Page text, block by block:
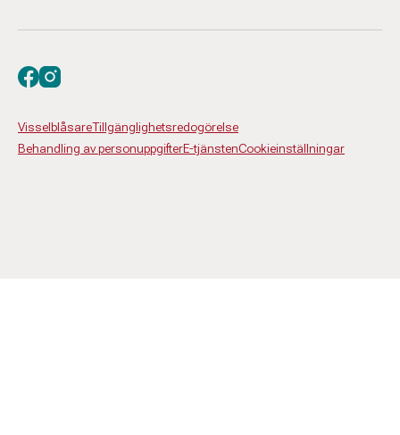
VisselblåsareTillgänglighetsredogörelse
Behandling av personuppgifterE-tjänstenCookieinställningar
Besök oss på facebook
Besök oss på instagram